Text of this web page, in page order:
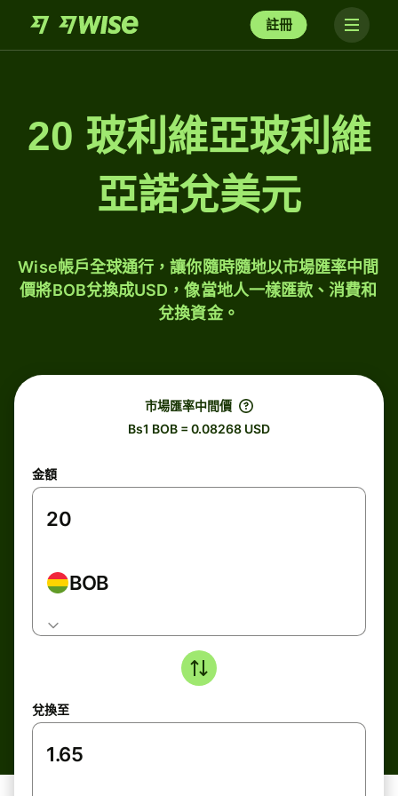
註冊
20 玻利維亞玻利維
亞諾兌美元
Wise帳戶全球通行，讓你隨時隨地以市場匯率中間
價將BOB兌換成USD，像當地人一樣匯款、消費和
兌換資金。
市場匯率中間價
Bs1 BOB = 0.08268 USD
金額
BOB
兌換至